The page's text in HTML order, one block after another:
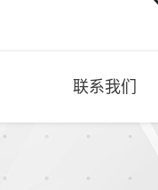
联系我们